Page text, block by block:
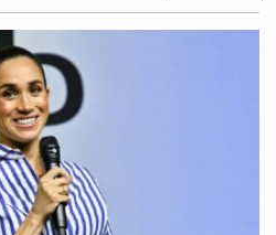
譎而坎坷。《衛報》報導，36歲
業有成的菁英女性，她透過交友
子，兩人迅速建立聯繫。對方
讓她感覺對方真心想了解自己
密切聯繫中，他們從搞笑迷因
實際見面後，對方雖然風度翩翩
平平無奇，絲毫不像是那個曾與
懷疑自己又一次遇到了使用AI回